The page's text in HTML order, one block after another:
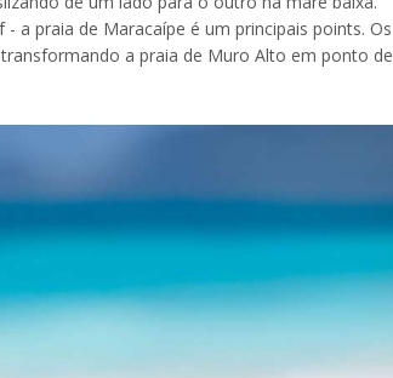
a praia de Maracaípe é um principais points. Os
a praia de Muro Alto em ponto de